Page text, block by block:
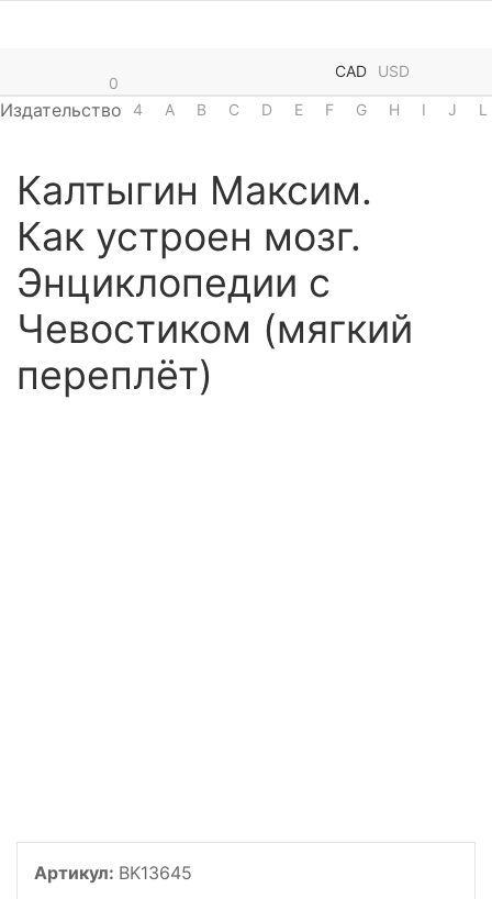
0
CAD USD
Издательство 4 A B C D E F G H I J L
Калтыгин Максим.
Как устроен мозг.
Энциклопедии с
Чевостиком (мягкий
переплёт)
Артикул: BK13645